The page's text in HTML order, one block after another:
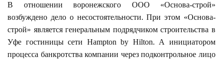
В отношении воронежского ООО «Основа-строй»
возбуждено дело о несостоятельности. При этом «Основа-
строй» является генеральным подрядчиком строительства в
Уфе гостиницы сети Hampton by Hilton. А инициатором
процесса банкротства компании через подконтрольное лицо